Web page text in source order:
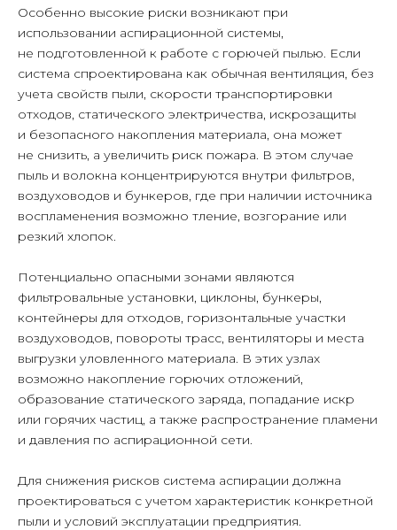
Особенно высокие риски возникают при
использовании аспирационной системы,
не подготовленной к работе с горючей пылью. Если
система спроектирована как обычная вентиляция, без
учета свойств пыли, скорости транспортировки
отходов, статического электричества, искрозащиты
и безопасного накопления материала, она может
не снизить, а увеличить риск пожара. В этом случае
пыль и волокна концентрируются внутри фильтров,
воздуховодов и бункеров, где при наличии источника
воспламенения возможно тление, возгорание или
резкий хлопок.
Потенциально опасными зонами являются
фильтровальные установки, циклоны, бункеры,
контейнеры для отходов, горизонтальные участки
воздуховодов, повороты трасс, вентиляторы и места
выгрузки уловленного материала. В этих узлах
возможно накопление горючих отложений,
образование статического заряда, попадание искр
или горячих частиц, а также распространение пламени
и давления по аспирационной сети.
Для снижения рисков система аспирации должна
проектироваться с учетом характеристик конкретной
пыли и условий эксплуатации предприятия.
Продвижение сайта
Политика обработки персональных данных
Политика конфиденциальности
Политика файлов cookie
Документы
На сайте используется сервис
веб-аналитики Яндекс.Метрика
© ООО "ЛЮФТСЕРВИС+"